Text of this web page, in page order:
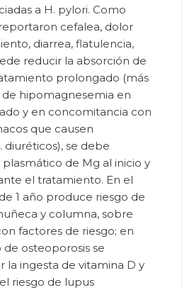
a H. pylori. Como
cefalea, dolor
diarrea, flatulencia,
reducir la absorción de
prolongado (más
de hipomagnesemia en
y en concomitancia con
que causen
diuréticos), se debe
de Mg al inicio y
el tratamiento. En el
1 año produce riesgo de
y columna, sobre
factores de riesgo; en
osteoporosis se
la ingesta de vitamina D y
riesgo de lupus